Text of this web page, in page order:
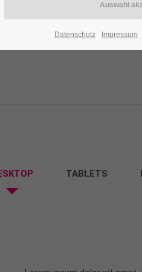
TABLETS
Datenschutz Impressum